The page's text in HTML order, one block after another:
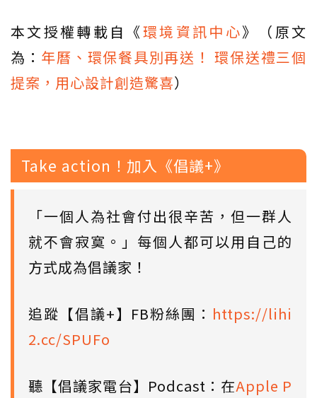
本文授權轉載自《環境資訊中心》（原文
為： 年曆、環保餐具別再送！ 環保送禮三個
提案，用心設計創造驚喜）
Take action！加入《倡議+》
「一個人為社會付出很辛苦，但一群人
就不會寂寞。」每個人都可以用自己的
方式成為倡議家！
追蹤【倡議+】FB粉絲團： https://lihi
2.cc/SPUFo
聽【倡議家電台】Podcast：在Apple P